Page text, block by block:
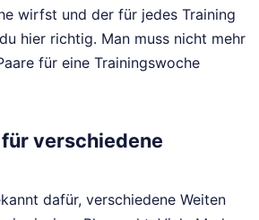
wirfst und der für jedes Training
hier richtig. Man muss nicht mehr
für eine Trainingswoche
verschiedene
dafür, verschiedene Weiten